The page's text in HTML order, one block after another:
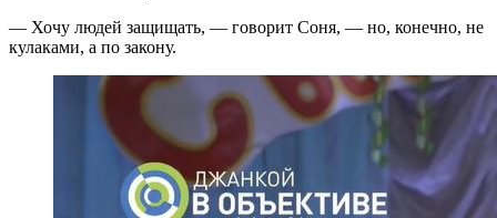
— Хочу людей защищать, — говорит Соня, — но, конечно, не
кулаками, а по закону.